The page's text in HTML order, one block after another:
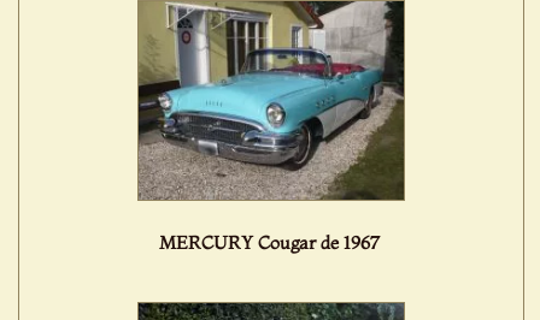
MERCURY Cougar de 1967